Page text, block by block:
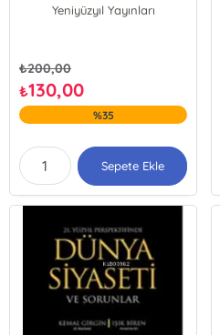
Yeniyüzyıl Yayınları
₺200,00
₺130,00
%35
Sepete Ekle